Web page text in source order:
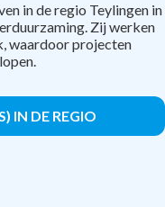
in de regio Teylingen in
Zij werken
waardoor projecten
IN DE REGIO